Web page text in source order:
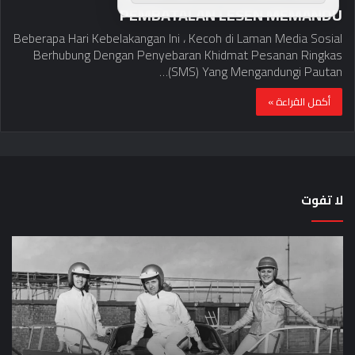
PEMBATALAN LESEN MEMANDU
Beberapa Hari Kebelakangan Ini ، Kecoh di Laman Media Sosial
Berhubung Dengan Penyebaran Khidmat Pesanan Ringkas
(SMS) Yang Mengandungi Pautan…
أكمل القراءة »
لا تفوت
لماذا
من
المشاركة
في